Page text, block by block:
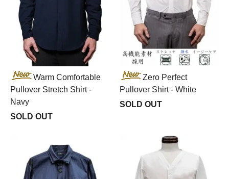
Warm Comfortable
Pullover Stretch Shirt -
Navy
SOLD OUT
Zero Perfect
Pullover Shirt - White
SOLD OUT